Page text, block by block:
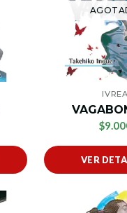
IVREA
VER